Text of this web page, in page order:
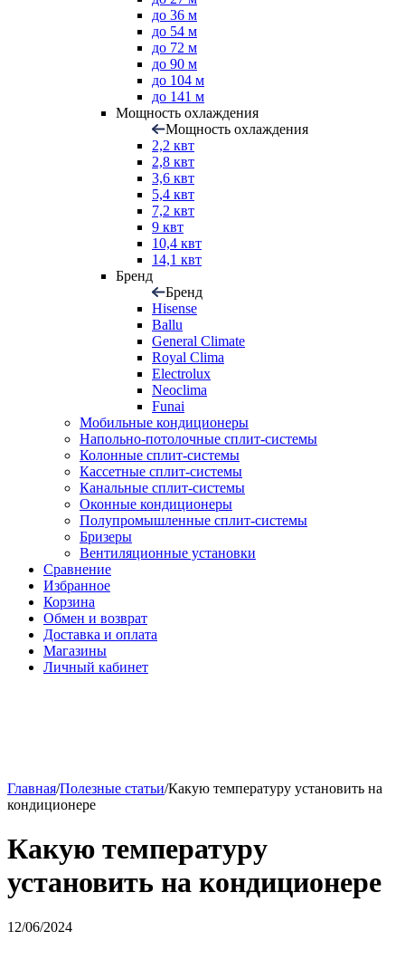
до 36 м
до 54 м
до 72 м
до 90 м
до 104 м
до 141 м
Мощность охлаждения
Мощность охлаждения
2,2 квт
2,8 квт
3,6 квт
5,4 квт
7,2 квт
9 квт
10,4 квт
14,1 квт
Бренд
Бренд
Hisense
Ballu
General Climate
Royal Clima
Electrolux
Neoclima
Funai
Мобильные кондиционеры
Напольно-потолоч​ные ​сплит-системы
Колонные ​​сплит-системы
Кассетные сплит-системы
Канальные сплит-системы
Оконные кондиционеры
Полупромышленные сплит-системы
Бризеры
Вентиляционные установки
Сравнение
Избранное
Корзина
Обмен и возврат
Доставка и оплата
Магазины
Личный кабинет
Главная/Полезные статьи/Какую температуру установить на
кондиционере
Какую температуру
установить на кондиционере
12/06/2024